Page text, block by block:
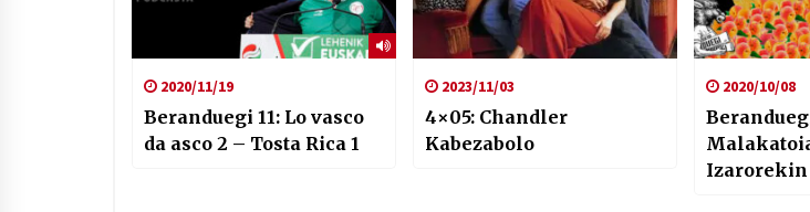
2020/11/19
Beranduegi 11: Lo vasco
da asco 2 – Tosta Rica 1
2023/11/03
4×05: Chandler
Kabezabolo
2020/10/08
Izarorekin